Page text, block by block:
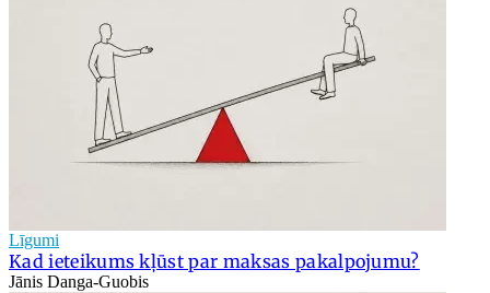
Līgumi
Kad ieteikums kļūst par maksas pakalpojumu?
Jānis Danga-Guobis